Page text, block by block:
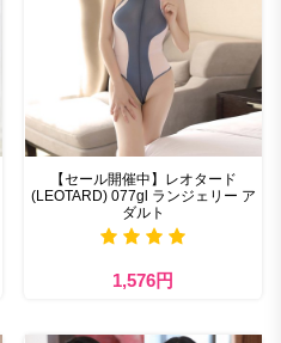
【セール開催中】レオタード
(LEOTARD) 077gl ランジェリー ア
ダルト
1,576円